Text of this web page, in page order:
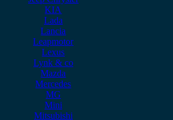
KIA
Lada
Lancia
Leapmotor
Lexus
Lynk & co
Mazda
Mercedes
MG
Mini
Mitsubishi